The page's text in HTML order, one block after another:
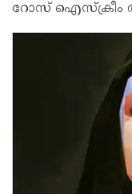
റോസ് ഐസ്ക്രീം